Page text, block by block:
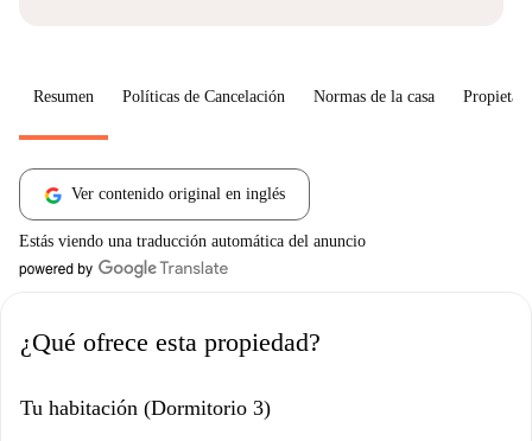
Resumen Políticas de Cancelación Normas de la casa
Ver contenido original en inglés
Estás viendo una traducción automática del anuncio
¿Qué ofrece esta propiedad?
Tu habitación (Dormitorio 3)